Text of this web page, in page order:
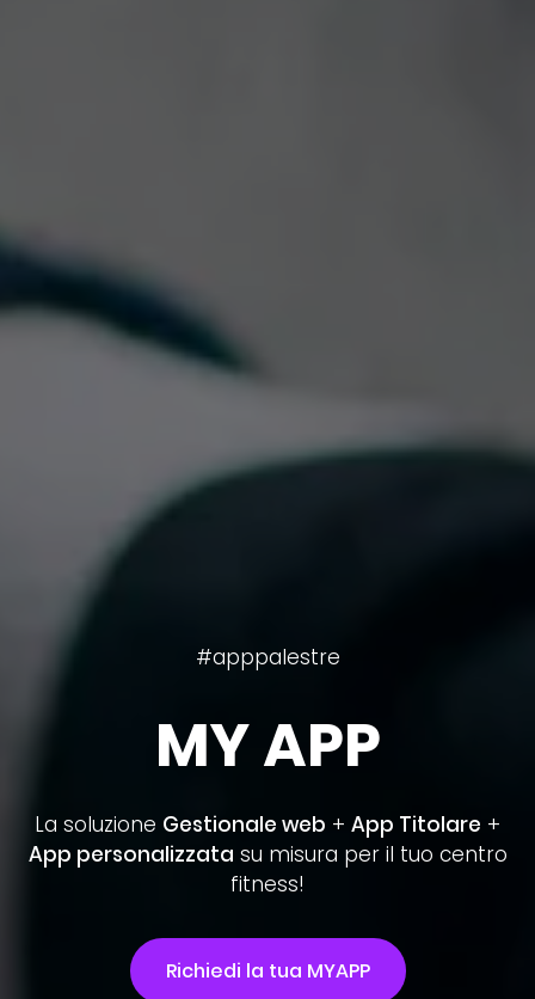
#apppalestre
MY APP
La soluzione Gestionale web + App Titolare +
App personalizzata su misura per il tuo centro
fitness!
Richiedi la tua MYAPP